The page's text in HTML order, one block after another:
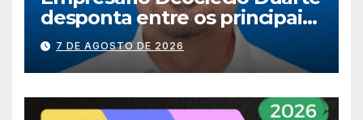
desponta entre os principais
nomes do União Brasil para
deputado estadual
7 DE AGOSTO DE 2026